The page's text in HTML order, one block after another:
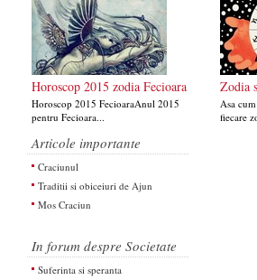
Horoscop 2015 zodia Fecioara
Horoscop 2015 FecioaraAnul 2015
pentru Fecioara...
Zodia
Asa
fiecare
Articole importante
Craciunul
Traditii si obiceiuri de Ajun
Mos Craciun
In forum despre Societate
Suferinta si speranta